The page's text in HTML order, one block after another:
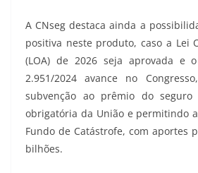
A CNseg destaca ainda a
positiva neste produto, caso a Lei
(LOA) de 2026 seja aprovada e
2.951/2024 avance no
subvenção ao prêmio do
obrigatória da União e permitindo
Fundo de Catástrofe, com aportes
bilhões.